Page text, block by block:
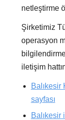
netleştirme
Şirketimiz
operasyon
iletişim
Balıkesir
sayfası
Balıkesir